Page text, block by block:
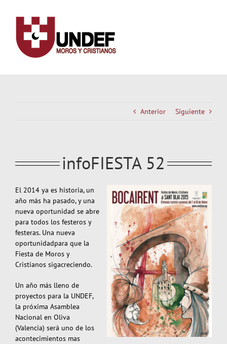
contenido
Anterior Siguiente
infoFIESTA 52
El 2014 ya es historia, un
año más ha pasado, y una
nueva oportunidad se abre
para todos los festeros y
festeras. Una nueva
oportunidadpara que la
Fiesta de Moros y
Cristianos sigacreciendo.
Un año más lleno de
proyectos para la UNDEF,
la próxima Asamblea
Nacional en Oliva
(Valencia) será uno de los
acontecimientos mas